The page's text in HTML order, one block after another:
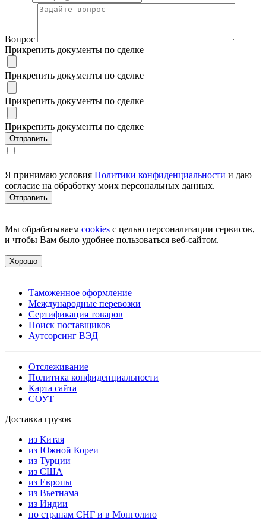
Вопрос
Прикрепить документы по сделке
Прикрепить документы по сделке
Прикрепить документы по сделке
Прикрепить документы по сделке
Я принимаю условия Политики конфиденциальности и даю
согласие на обработку моих персональных данных.
Мы обрабатываем cookies с целью персонализации сервисов,
и чтобы Вам было удобнее пользоваться веб-сайтом.
Хорошо
Таможенное оформление
Международные перевозки
Сертификация товаров
Поиск поставщиков
Аутсорсинг ВЭД
Отслеживание
Политика конфиденциальности
Карта сайта
СОУТ
Доставка грузов
из Китая
из Южной Кореи
из Турции
из США
из Европы
из Вьетнама
из Индии
по странам СНГ и в Монголию